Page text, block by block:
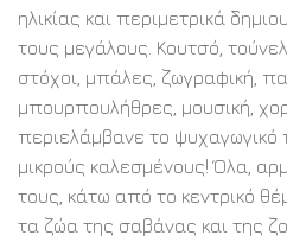
ηλικίας και περιμετρικά
τους μεγάλους. Κουτσό,
στόχοι, μπάλες, ζωγραφική,
μπουρπουλήθρες, μουσική,
περιελάμβανε το ψυχαγωγικό
μικρούς καλεσμένους! Όλα,
τους, κάτω από το κεντρικό
τα ζώα της σαβάνας και της